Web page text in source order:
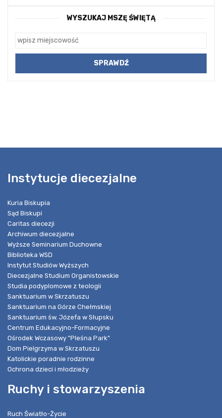
WYSZUKAJ MSZĘ ŚWIĘTĄ
Instytucje diecezjalne
Kuria Biskupia
Sąd Biskupi
Caritas diecezji
Archiwum diecezjalne
Wyższe Seminarium Duchowne
Biblioteka WSD
Instytut Studiów Wyższych
Diecezjalne Studium Organistowskie
Studia podyplomowe z teologii
Sanktuarium w Skrzatuszu
Sanktuarium na Górze Chełmskiej
Sanktuarium św. Józefa w Słupsku
Centrum Edukacyjno-Formacyjne
Ośrodek Wczasowy "Pleśna Park"
Dom Pielgrzyma w Skrzatuszu
Katolickie poradnie rodzinne
Ochrona dzieci i młodzieży
Ruchy i stowarzyszenia
Ruch Światło-Życie